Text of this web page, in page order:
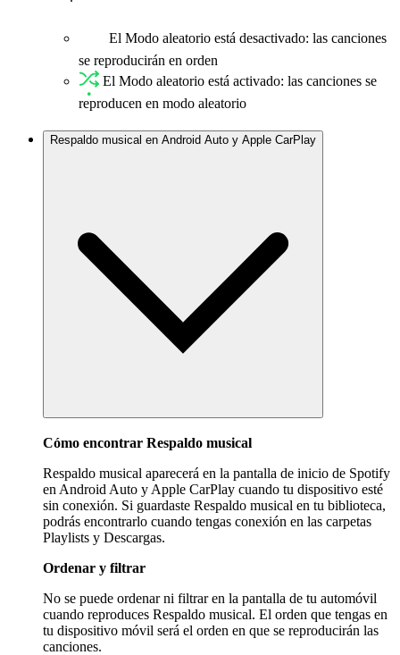
El Modo aleatorio está desactivado: las canciones
se reproducirán en orden
El Modo aleatorio está activado: las canciones se
reproducen en modo aleatorio
Respaldo musical en Android Auto y Apple CarPlay
Cómo encontrar Respaldo musical
Respaldo musical aparecerá en la pantalla de inicio de Spotify
en Android Auto y Apple CarPlay cuando tu dispositivo esté
sin conexión. Si guardaste Respaldo musical en tu biblioteca,
podrás encontrarlo cuando tengas conexión en las carpetas
Playlists y Descargas.
Ordenar y filtrar
No se puede ordenar ni filtrar en la pantalla de tu automóvil
cuando reproduces Respaldo musical. El orden que tengas en
tu dispositivo móvil será el orden en que se reproducirán las
canciones.